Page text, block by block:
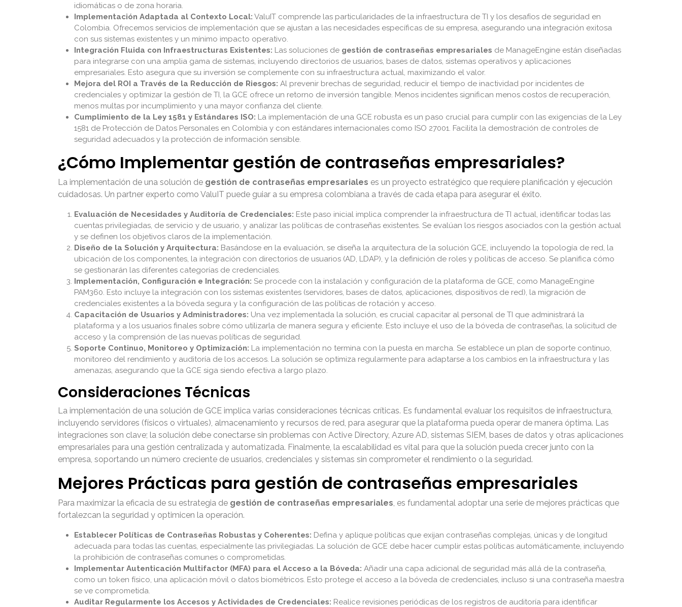
idiomáticas o de zona horaria.
Implementación Adaptada al Contexto Local: ValuIT comprende las particularidades de la infraestructura de TI y los desafíos de seguridad en
Colombia. Ofrecemos servicios de implementación que se ajustan a las necesidades específicas de su empresa, asegurando una integración exitosa
con sus sistemas existentes y un mínimo impacto operativo.
Integración Fluida con Infraestructuras Existentes: Las soluciones de gestión de contraseñas empresariales de ManageEngine están diseñadas
para integrarse con una amplia gama de sistemas, incluyendo directorios de usuarios, bases de datos, sistemas operativos y aplicaciones
empresariales. Esto asegura que su inversión se complemente con su infraestructura actual, maximizando el valor.
Mejora del ROI a Través de la Reducción de Riesgos: Al prevenir brechas de seguridad, reducir el tiempo de inactividad por incidentes de
credenciales y optimizar la gestión de TI, la GCE ofrece un retorno de inversión tangible. Menos incidentes significan menos costos de recuperación,
menos multas por incumplimiento y una mayor confianza del cliente.
Cumplimiento de la Ley 1581 y Estándares ISO: La implementación de una GCE robusta es un paso crucial para cumplir con las exigencias de la Ley
1581 de Protección de Datos Personales en Colombia y con estándares internacionales como ISO 27001. Facilita la demostración de controles de
seguridad adecuados y la protección de información sensible.
¿Cómo Implementar gestión de contraseñas empresariales?
La implementación de una solución de gestión de contraseñas empresariales es un proyecto estratégico que requiere planificación y ejecución
cuidadosas. Un partner experto como ValuIT puede guiar a su empresa colombiana a través de cada etapa para asegurar el éxito.
Evaluación de Necesidades y Auditoría de Credenciales: Este paso inicial implica comprender la infraestructura de TI actual, identificar todas las
cuentas privilegiadas, de servicio y de usuario, y analizar las políticas de contraseñas existentes. Se evalúan los riesgos asociados con la gestión actual
y se definen los objetivos claros de la implementación.
Diseño de la Solución y Arquitectura: Basándose en la evaluación, se diseña la arquitectura de la solución GCE, incluyendo la topología de red, la
ubicación de los componentes, la integración con directorios de usuarios (AD, LDAP), y la definición de roles y políticas de acceso. Se planifica cómo
se gestionarán las diferentes categorías de credenciales.
Implementación, Configuración e Integración: Se procede con la instalación y configuración de la plataforma de GCE, como ManageEngine
PAM360. Esto incluye la integración con los sistemas existentes (servidores, bases de datos, aplicaciones, dispositivos de red), la migración de
credenciales existentes a la bóveda segura y la configuración de las políticas de rotación y acceso.
Capacitación de Usuarios y Administradores: Una vez implementada la solución, es crucial capacitar al personal de TI que administrará la
plataforma y a los usuarios finales sobre cómo utilizarla de manera segura y eficiente. Esto incluye el uso de la bóveda de contraseñas, la solicitud de
acceso y la comprensión de las nuevas políticas de seguridad.
Soporte Continuo, Monitoreo y Optimización: La implementación no termina con la puesta en marcha. Se establece un plan de soporte continuo,
monitoreo del rendimiento y auditoría de los accesos. La solución se optimiza regularmente para adaptarse a los cambios en la infraestructura y las
amenazas, asegurando que la GCE siga siendo efectiva a largo plazo.
Consideraciones Técnicas
La implementación de una solución de GCE implica varias consideraciones técnicas críticas. Es fundamental evaluar los requisitos de infraestructura,
incluyendo servidores (físicos o virtuales), almacenamiento y recursos de red, para asegurar que la plataforma pueda operar de manera óptima. Las
integraciones son clave; la solución debe conectarse sin problemas con Active Directory, Azure AD, sistemas SIEM, bases de datos y otras aplicaciones
empresariales para una gestión centralizada y automatizada. Finalmente, la escalabilidad es vital para que la solución pueda crecer junto con la
empresa, soportando un número creciente de usuarios, credenciales y sistemas sin comprometer el rendimiento o la seguridad.
Mejores Prácticas para gestión de contraseñas empresariales
Para maximizar la eficacia de su estrategia de gestión de contraseñas empresariales, es fundamental adoptar una serie de mejores prácticas que
fortalezcan la seguridad y optimicen la operación.
Establecer Políticas de Contraseñas Robustas y Coherentes: Defina y aplique políticas que exijan contraseñas complejas, únicas y de longitud
adecuada para todas las cuentas, especialmente las privilegiadas. La solución de GCE debe hacer cumplir estas políticas automáticamente, incluyendo
la prohibición de contraseñas comunes o comprometidas.
Implementar Autenticación Multifactor (MFA) para el Acceso a la Bóveda: Añadir una capa adicional de seguridad más allá de la contraseña,
como un token físico, una aplicación móvil o datos biométricos. Esto protege el acceso a la bóveda de credenciales, incluso si una contraseña maestra
se ve comprometida.
Auditar Regularmente los Accesos y Actividades de Credenciales: Realice revisiones periódicas de los registros de auditoría para identificar